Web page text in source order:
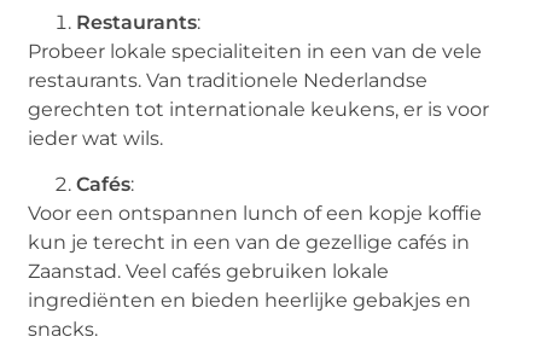
Restaurants:
Probeer lokale specialiteiten in een van de vele
restaurants. Van traditionele Nederlandse
gerechten tot internationale keukens, er is voor
ieder wat wils.
Cafés:
Voor een ontspannen lunch of een kopje koffie
kun je terecht in een van de gezellige cafés in
Zaanstad. Veel cafés gebruiken lokale
ingrediënten en bieden heerlijke gebakjes en
snacks.